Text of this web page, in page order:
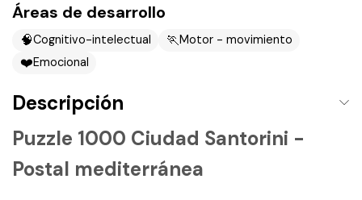
Áreas de desarrollo
🧠Cognitivo-intelectual 🏃Motor - movimiento
❤️Emocional
Descripción
Puzzle 1000 Ciudad Santorini -
Postal mediterránea